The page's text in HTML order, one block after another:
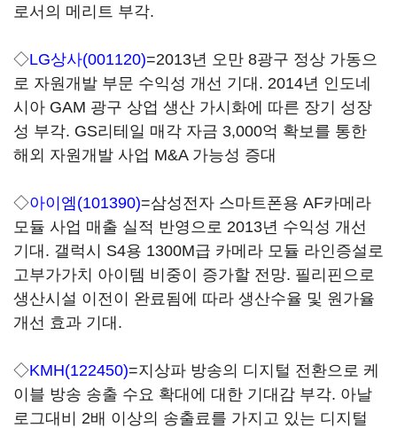
로서의 메리트 부각.
◇LG상사(001120)=2013년 오만 8광구 정상 가동으
로 자원개발 부문 수익성 개선 기대. 2014년 인도네
시아 GAM 광구 상업 생산 가시화에 따른 장기 성장
성 부각. GS리테일 매각 자금 3,000억 확보를 통한
해외 자원개발 사업 M&A 가능성 증대
◇아이엠(101390)=삼성전자 스마트폰용 AF카메라
모듈 사업 매출 실적 반영으로 2013년 수익성 개선
기대. 갤럭시 S4용 1300M급 카메라 모듈 라인증설로
고부가가치 아이템 비중이 증가할 전망. 필리핀으로
생산시설 이전이 완료됨에 따라 생산수율 및 원가율
개선 효과 기대.
◇KMH(122450)=지상파 방송의 디지털 전환으로 케
이블 방송 송출 수요 확대에 대한 기대감 부각. 아날
로그대비 2배 이상의 송출료를 가지고 있는 디지털